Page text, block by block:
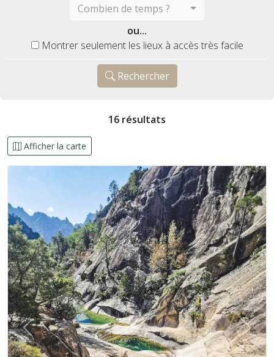
Combien de temps ?
ou...
Montrer seulement les lieux à accès très facile
Rechercher
16 résultats
Afficher la carte
Précédent